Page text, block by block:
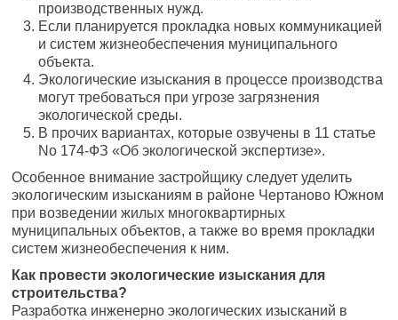
производственных нужд.
Если планируется прокладка новых коммуникацией
и систем жизнеобеспечения муниципального
объекта.
Экологические изыскания в процессе производства
могут требоваться при угрозе загрязнения
экологической среды.
В прочих вариантах, которые озвучены в 11 статье
No 174-ФЗ «Об экологической экспертизе».
Особенное внимание застройщику следует уделить
экологическим изысканиям в районе Чертаново Южном
при возведении жилых многоквартирных
муниципальных объектов, а также во время прокладки
систем жизнеобеспечения к ним.
Как провести экологические изыскания для
строительства?
Разработка инженерно экологических изысканий в